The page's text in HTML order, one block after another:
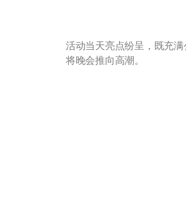
活动当天亮点纷呈，既充
将晚会推向高潮。